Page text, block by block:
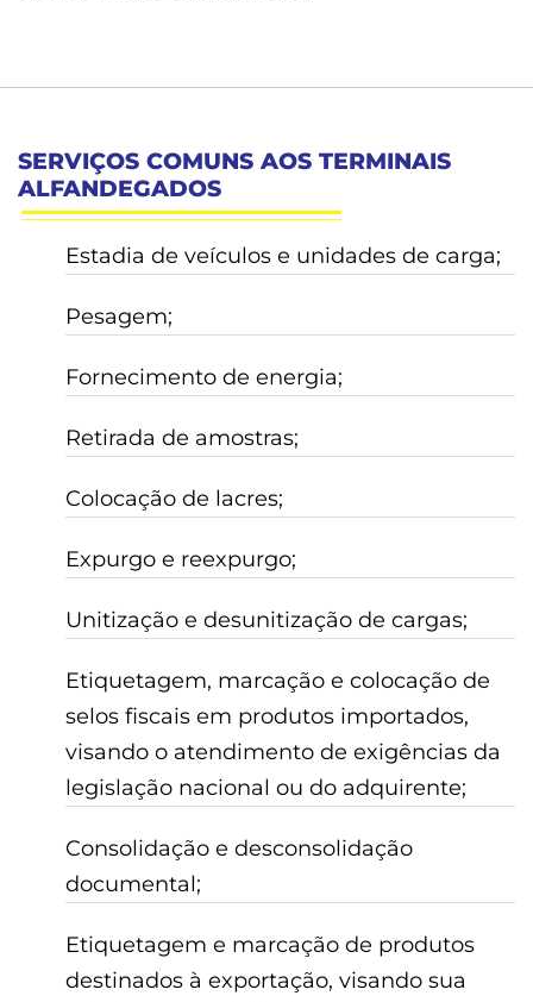
SERVIÇOS COMUNS AOS TERMINAIS
ALFANDEGADOS
Estadia de veículos e unidades de carga;
Pesagem;
Fornecimento de energia;
Retirada de amostras;
Colocação de lacres;
Expurgo e reexpurgo;
Unitização e desunitização de cargas;
Etiquetagem, marcação e colocação de
selos fiscais em produtos importados,
visando o atendimento de exigências da
legislação nacional ou do adquirente;
Consolidação e desconsolidação
documental;
Etiquetagem e marcação de produtos
destinados à exportação, visando sua